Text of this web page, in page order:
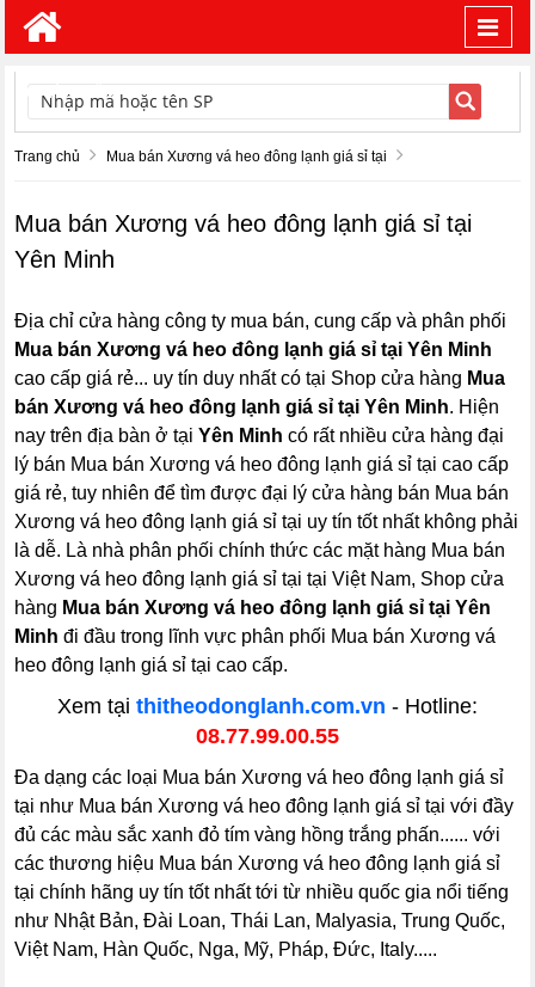
TÌM KIẾM
Trang chủ Mua bán Xương vá heo đông lạnh giá sỉ tại
Mua bán Xương vá heo đông lạnh giá sỉ tại
Yên Minh
Địa chỉ cửa hàng công ty mua bán, cung cấp và phân phối
Mua bán Xương vá heo đông lạnh giá sỉ tại Yên Minh
cao cấp giá rẻ... uy tín duy nhất có tại Shop cửa hàng Mua
bán Xương vá heo đông lạnh giá sỉ tại Yên Minh. Hiện
nay trên địa bàn ở tạiYên Minh có rất nhiều cửa hàng đại
lý bán Mua bán Xương vá heo đông lạnh giá sỉ tại cao cấp
giá rẻ, tuy nhiên để tìm được đại lý cửa hàng bán Mua bán
Xương vá heo đông lạnh giá sỉ tại uy tín tốt nhất không phải
là dễ. Là nhà phân phối chính thức các mặt hàng Mua bán
Xương vá heo đông lạnh giá sỉ tại tại Việt Nam, Shop cửa
hàng Mua bán Xương vá heo đông lạnh giá sỉ tại Yên
Minh đi đầu trong lĩnh vực phân phối Mua bán Xương vá
heo đông lạnh giá sỉ tại cao cấp.
Xem tại thitheodonglanh.com.vn - Hotline:
08.77.99.00.55
Đa dạng các loại Mua bán Xương vá heo đông lạnh giá sỉ
tại như Mua bán Xương vá heo đông lạnh giá sỉ tại với đầy
đủ các màu sắc xanh đỏ tím vàng hồng trắng phấn...... với
các thương hiệu Mua bán Xương vá heo đông lạnh giá sỉ
tại chính hãng uy tín tốt nhất tới từ nhiều quốc gia nổi tiếng
như Nhật Bản, Đài Loan, Thái Lan, Malyasia, Trung Quốc,
Việt Nam, Hàn Quốc, Nga, Mỹ, Pháp, Đức, Italy.....